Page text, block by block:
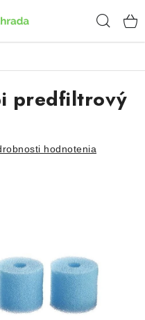
predfiltrový
hodnotenia